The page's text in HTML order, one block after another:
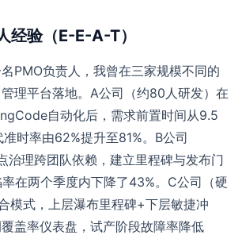
经验（E-E-A-T）
PMO负责人，我曾在三家规模不同的
理平台落地。A公司（约80人研发）在
自动化后，需求前置时间从9.5
准时率由62%提升至81%。B公司
治理跨团队依赖，建立里程碑与发布门
在两个季度内下降了43%。C公司（硬
模式，上层瀑布里程碑+下层敏捷冲
盖率仪表盘，试产阶段故障率降低